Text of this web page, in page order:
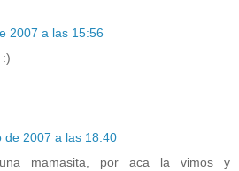
2007 a las 15:56
de 2007 a las 18:40
mamasita, por aca la vimos y